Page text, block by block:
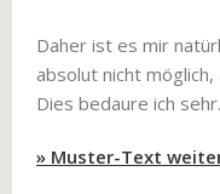
Daher ist es mir
absolut nicht
Dies bedaure ich sehr.
» Muster-Text